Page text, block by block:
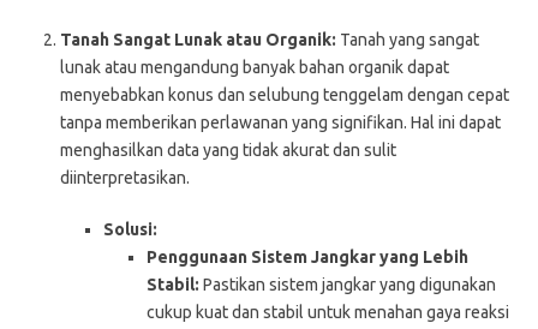
Tanah Sangat Lunak atau Organik: Tanah yang sangat
lunak atau mengandung banyak bahan organik dapat
menyebabkan konus dan selubung tenggelam dengan cepat
tanpa memberikan perlawanan yang signifikan. Hal ini dapat
menghasilkan data yang tidak akurat dan sulit
diinterpretasikan.
Solusi:
Penggunaan Sistem Jangkar yang Lebih
Stabil: Pastikan sistem jangkar yang digunakan
cukup kuat dan stabil untuk menahan gaya reaksi